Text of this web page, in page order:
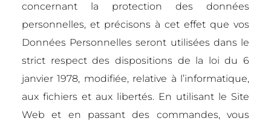
concernant la protection des données
personnelles, et précisons à cet effet que vos
Données Personnelles seront utilisées dans le
strict respect des dispositions de la loi du 6
janvier 1978, modifiée, relative à l’informatique,
aux fichiers et aux libertés. En utilisant le Site
Web et en passant des commandes, vous